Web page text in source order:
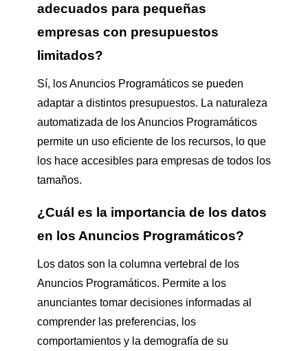
adecuados para pequeñas
empresas con presupuestos
limitados?
Sí, los Anuncios Programáticos se pueden
adaptar a distintos presupuestos. La naturaleza
automatizada de los Anuncios Programáticos
permite un uso eficiente de los recursos, lo que
los hace accesibles para empresas de todos los
tamaños.
¿Cuál es la importancia de los datos
en los Anuncios Programáticos?
Los datos son la columna vertebral de los
Anuncios Programáticos. Permite a los
anunciantes tomar decisiones informadas al
comprender las preferencias, los
comportamientos y la demografía de su